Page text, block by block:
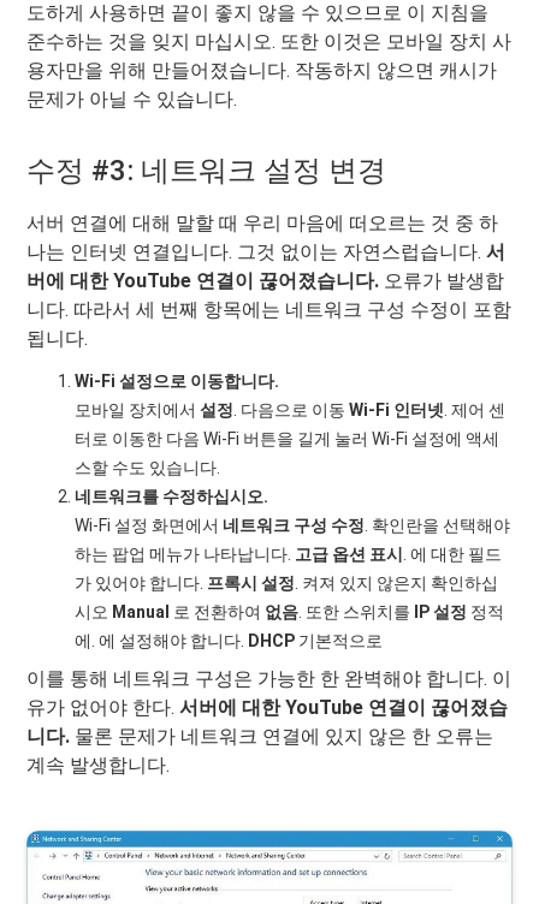
도하게 사용하면 끝이 좋지 않을 수 있으므로 이 지침을
준수하는 것을 잊지 마십시오. 또한 이것은 모바일 장치 사
용자만을 위해 만들어졌습니다. 작동하지 않으면 캐시가
문제가 아닐 수 있습니다.
수정 #3: 네트워크 설정 변경
서버 연결에 대해 말할 때 우리 마음에 떠오르는 것 중 하
나는 인터넷 연결입니다. 그것 없이는 자연스럽습니다.서
버에 대한 YouTube 연결이 끊어졌습니다. 오류가 발생합
니다. 따라서 세 번째 항목에는 네트워크 구성 수정이 포함
됩니다.
Wi-Fi 설정으로 이동합니다.
모바일 장치에서설정. 다음으로 이동Wi-Fi 인터넷. 제어 센
터로 이동한 다음 Wi-Fi 버튼을 길게 눌러 Wi-Fi 설정에 액세
스할 수도 있습니다.
네트워크를 수정하십시오.
Wi-Fi 설정 화면에서 네트워크 구성 수정. 확인란을 선택해야
하는 팝업 메뉴가 나타납니다. 고급 옵션 표시 . 에 대한 필드
가 있어야 합니다. 프록시 설정. 켜져 있지 않은지 확인하십
시오 Manual 로 전환하여 없음. 또한 스위치를 IP 설정 정적
에. 에 설정해야 합니다. DHCP 기본적으로
이를 통해 네트워크 구성은 가능한 한 완벽해야 합니다. 이
유가 없어야 한다.서버에 대한 YouTube 연결이 끊어졌습
니다. 물론 문제가 네트워크 연결에 있지 않은 한 오류는
계속 발생합니다.